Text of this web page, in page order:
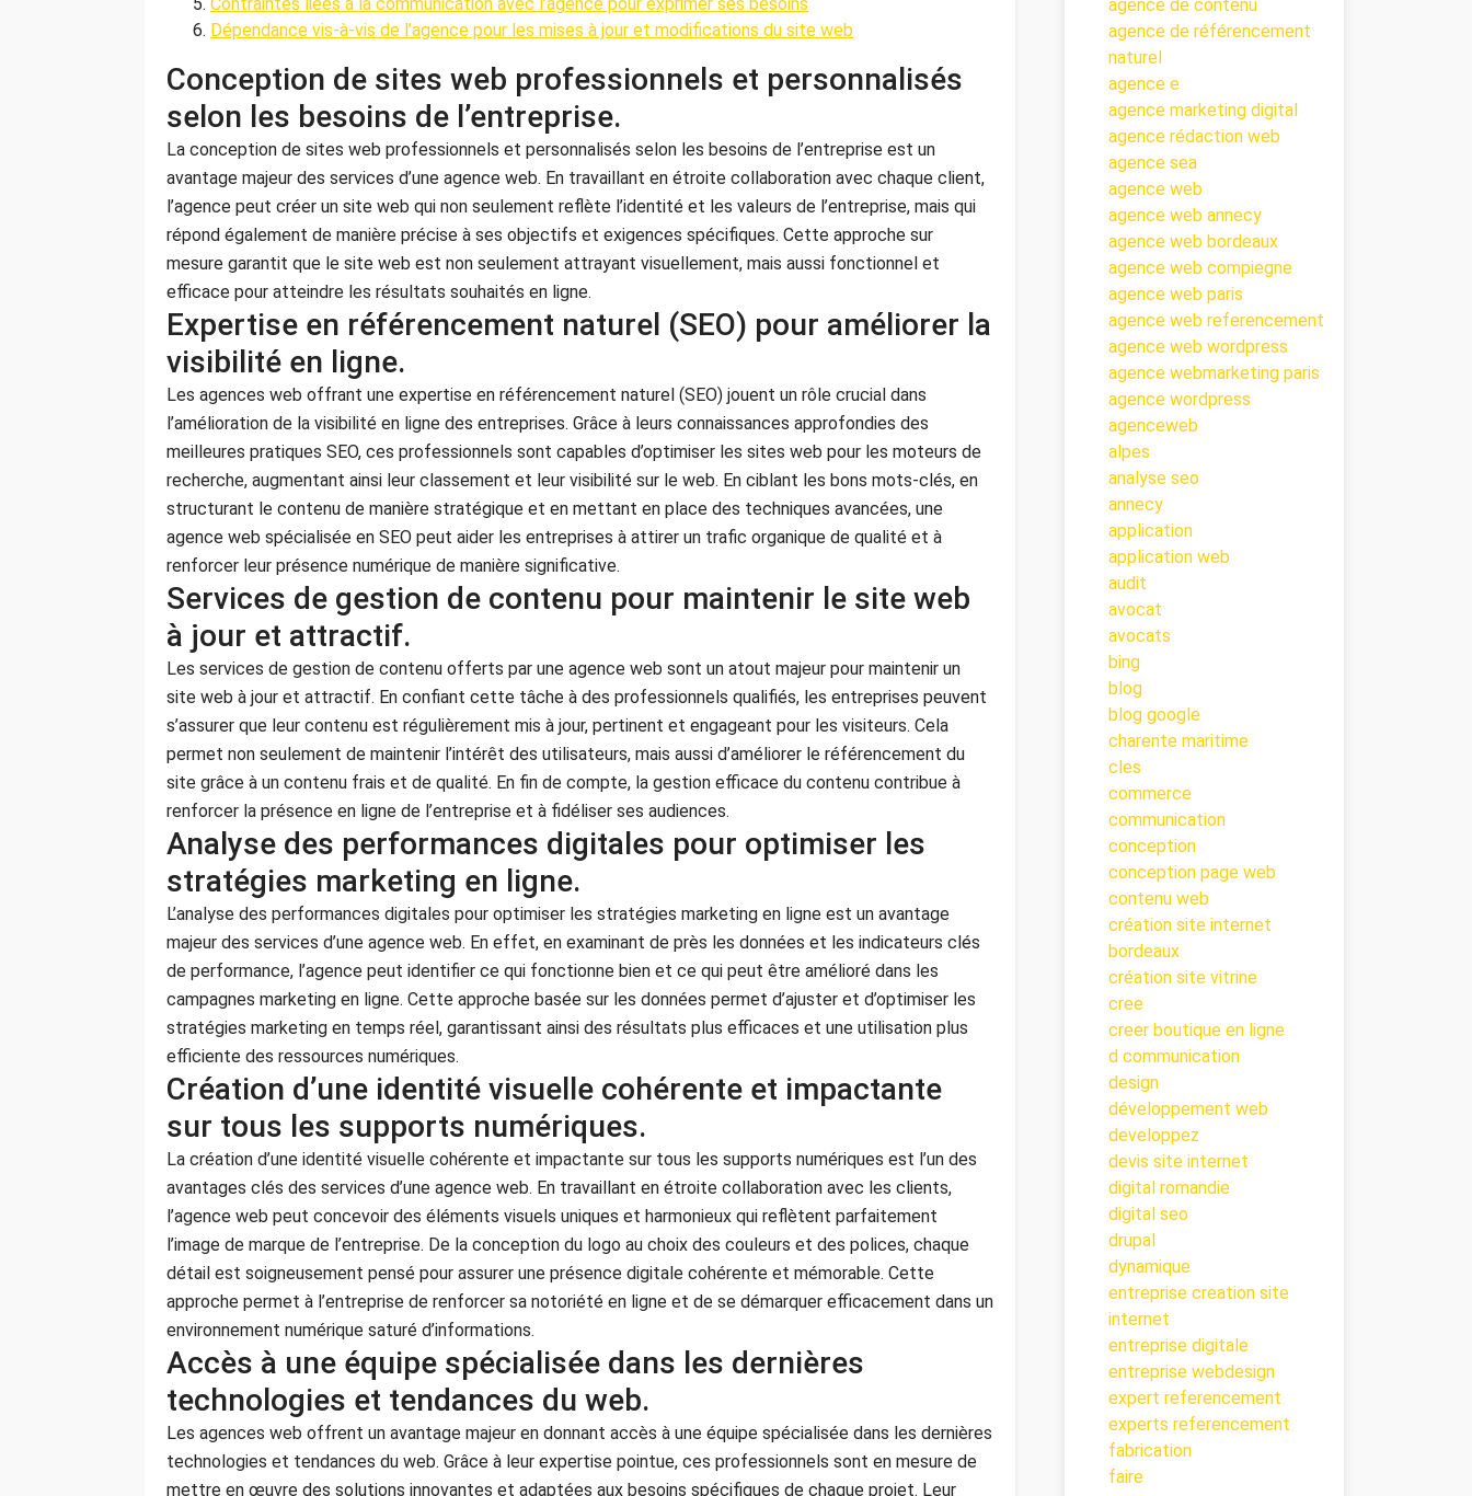
Contraintes liées à la communication avec l’agence pour exprimer ses besoins
Dépendance vis-à-vis de l’agence pour les mises à jour et modifications du site web
Conception de sites web professionnels et personnalisés
selon les besoins de l’entreprise.
La conception de sites web professionnels et personnalisés selon les besoins de l’entreprise est un
avantage majeur des services d’une agence web. En travaillant en étroite collaboration avec chaque client,
l’agence peut créer un site web qui non seulement reflète l’identité et les valeurs de l’entreprise, mais qui
répond également de manière précise à ses objectifs et exigences spécifiques. Cette approche sur
mesure garantit que le site web est non seulement attrayant visuellement, mais aussi fonctionnel et
efficace pour atteindre les résultats souhaités en ligne.
Expertise en référencement naturel (SEO) pour améliorer la
visibilité en ligne.
Les agences web offrant une expertise en référencement naturel (SEO) jouent un rôle crucial dans
l’amélioration de la visibilité en ligne des entreprises. Grâce à leurs connaissances approfondies des
meilleures pratiques SEO, ces professionnels sont capables d’optimiser les sites web pour les moteurs de
recherche, augmentant ainsi leur classement et leur visibilité sur le web. En ciblant les bons mots-clés, en
structurant le contenu de manière stratégique et en mettant en place des techniques avancées, une
agence web spécialisée en SEO peut aider les entreprises à attirer un trafic organique de qualité et à
renforcer leur présence numérique de manière significative.
Services de gestion de contenu pour maintenir le site web
à jour et attractif.
Les services de gestion de contenu offerts par une agence web sont un atout majeur pour maintenir un
site web à jour et attractif. En confiant cette tâche à des professionnels qualifiés, les entreprises peuvent
s’assurer que leur contenu est régulièrement mis à jour, pertinent et engageant pour les visiteurs. Cela
permet non seulement de maintenir l’intérêt des utilisateurs, mais aussi d’améliorer le référencement du
site grâce à un contenu frais et de qualité. En fin de compte, la gestion efficace du contenu contribue à
renforcer la présence en ligne de l’entreprise et à fidéliser ses audiences.
Analyse des performances digitales pour optimiser les
stratégies marketing en ligne.
L’analyse des performances digitales pour optimiser les stratégies marketing en ligne est un avantage
majeur des services d’une agence web. En effet, en examinant de près les données et les indicateurs clés
de performance, l’agence peut identifier ce qui fonctionne bien et ce qui peut être amélioré dans les
campagnes marketing en ligne. Cette approche basée sur les données permet d’ajuster et d’optimiser les
stratégies marketing en temps réel, garantissant ainsi des résultats plus efficaces et une utilisation plus
efficiente des ressources numériques.
Création d’une identité visuelle cohérente et impactante
sur tous les supports numériques.
La création d’une identité visuelle cohérente et impactante sur tous les supports numériques est l’un des
avantages clés des services d’une agence web. En travaillant en étroite collaboration avec les clients,
l’agence web peut concevoir des éléments visuels uniques et harmonieux qui reflètent parfaitement
l’image de marque de l’entreprise. De la conception du logo au choix des couleurs et des polices, chaque
détail est soigneusement pensé pour assurer une présence digitale cohérente et mémorable. Cette
approche permet à l’entreprise de renforcer sa notoriété en ligne et de se démarquer efficacement dans un
environnement numérique saturé d’informations.
Accès à une équipe spécialisée dans les dernières
technologies et tendances du web.
Les agences web offrent un avantage majeur en donnant accès à une équipe spécialisée dans les dernières
technologies et tendances du web. Grâce à leur expertise pointue, ces professionnels sont en mesure de
mettre en œuvre des solutions innovantes et adaptées aux besoins spécifiques de chaque projet. Leur
agence de contenu
agence de référencement
naturel
agence e
agence marketing digital
agence rédaction web
agence sea
agence web
agence web annecy
agence web bordeaux
agence web compiegne
agence web paris
agence web referencement
agence web wordpress
agence webmarketing paris
agence wordpress
agenceweb
alpes
analyse seo
annecy
application
application web
audit
avocat
avocats
bing
blog
blog google
charente maritime
cles
commerce
communication
conception
conception page web
contenu web
création site internet
bordeaux
création site vitrine
cree
creer boutique en ligne
d communication
design
développement web
developpez
devis site internet
digital romandie
digital seo
drupal
dynamique
entreprise creation site
internet
entreprise digitale
entreprise webdesign
expert referencement
experts referencement
fabrication
faire